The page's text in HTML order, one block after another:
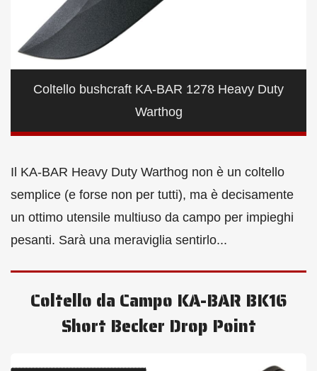
Coltello bushcraft KA-BAR 1278 Heavy Duty
Warthog
Il KA-BAR Heavy Duty Warthog non è un coltello
semplice (e forse non per tutti), ma è decisamente
un ottimo utensile multiuso da campo per impieghi
pesanti. Sarà una meraviglia sentirlo...
Coltello da Campo KA-BAR BK16
Short Becker Drop Point